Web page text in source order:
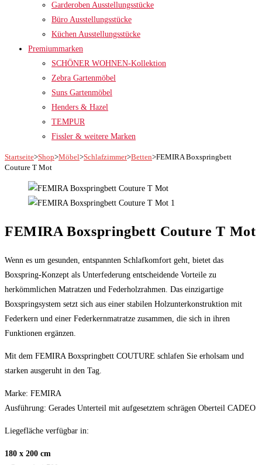
Garderoben Ausstellungsstücke
Büro Ausstellungsstücke
Küchen Ausstellungsstücke
Premiummarken
SCHÖNER WOHNEN-Kollektion
Zebra Gartenmöbel
Suns Gartenmöbel
Henders & Hazel
TEMPUR
Fissler & weitere Marken
Startseite>Shop>Möbel>Schlafzimmer>Betten>FEMIRA Boxspringbett
Couture T Mot
FEMIRA Boxspringbett Couture T Mot
Wenn es um gesunden, entspannten Schlafkomfort geht, bietet das
Boxspring-Konzept als Unterfederung entscheidende Vorteile zu
herkömmlichen Matratzen und Federholzrahmen. Das einzigartige
Boxspringsystem setzt sich aus einer stabilen Holzunterkonstruktion mit
Federkern und einer Federkernmatratze zusammen, die sich in ihren
Funktionen ergänzen.
Mit dem FEMIRA Boxspringbett COUTURE schlafen Sie erholsam und
starken ausgeruht in den Tag.
Marke: FEMIRA
Ausführung: Gerades Unterteil mit aufgesetztem schrägen Oberteil CADEO
Liegefläche verfügbar in:
180 x 200 cm